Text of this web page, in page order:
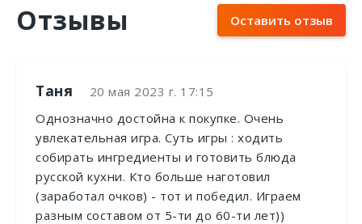
Отзывы Оставить отзыв
Таня
20 мая 2023 г. 17:15
Однозначно достойна к покупке. Очень
увлекательная игра. Суть игры : ходить
собирать ингредиенты и готовить блюда
русской кухни. Кто больше наготовил
(заработал очков) - тот и победил. Играем
разным составом от 5-ти до 60-ти лет))